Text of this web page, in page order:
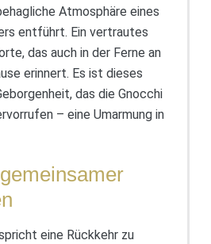
Atmosphäre eines
entführt. Ein vertrautes
das auch in der Ferne an
erinnert. Es ist dieses
das die Gnocchi
– eine Umarmung in
eine Rückkehr zu